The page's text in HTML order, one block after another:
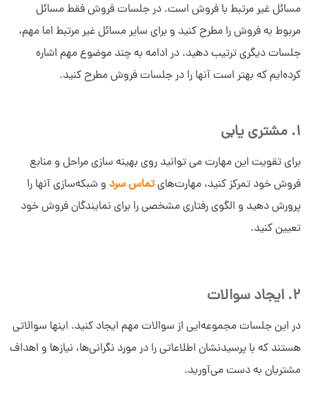
مسائل غیر مرتبط با فروش است. در جلسات فروش فقط مسائل
مربوط به فروش را مطرح کنید و برای سایر مسائل غیر مرتبط اما مهم،
جلسات دیگری ترتیب دهید. در ادامه به چند موضوع مهم اشاره
کرده‌ایم که بهتر است آنها را در جلسات فروش مطرح کنید.
1. مشتری یابی
برای تقویت این مهارت می توانید روی بهینه سازی مراحل و منابع
فروش خود تمرکز کنید، مهارت‌هایتماس سرد و شبکه‌سازی آنها را
پرورش دهید و الگوی رفتاری مشخصی را برای نمایندگان فروش خود
تعیین کنید.
2. ایجاد سوالات
در این جلسات مجموعه‌ایی از سوالات مهم ایجاد کنید. اینها سوالاتی
هستند که با پرسیدنشان اطلاعاتی را در مورد نگرانی‌ها، نیازها و اهداف
مشتریان به دست می‌آورید.